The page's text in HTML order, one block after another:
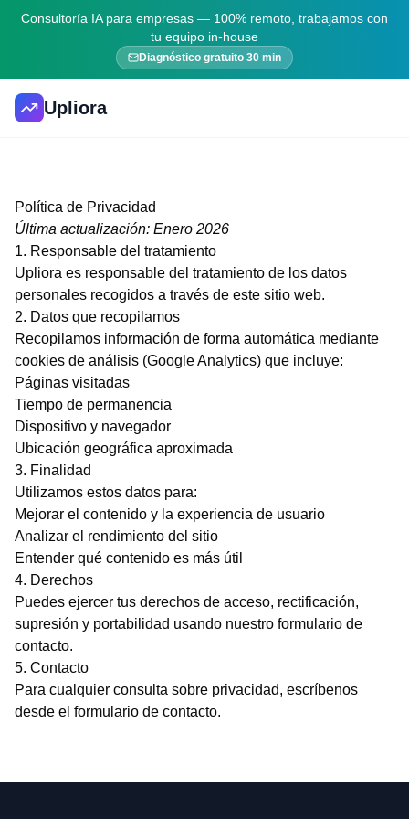
Consultoría IA para empresas — 100% remoto, trabajamos con
tu equipo in-house
Diagnóstico gratuito 30 min
Upliora
Política de Privacidad
Última actualización: Enero 2026
1. Responsable del tratamiento
Upliora es responsable del tratamiento de los datos
personales recogidos a través de este sitio web.
2. Datos que recopilamos
Recopilamos información de forma automática mediante
cookies de análisis (Google Analytics) que incluye:
Páginas visitadas
Tiempo de permanencia
Dispositivo y navegador
Ubicación geográfica aproximada
3. Finalidad
Utilizamos estos datos para:
Mejorar el contenido y la experiencia de usuario
Analizar el rendimiento del sitio
Entender qué contenido es más útil
4. Derechos
Puedes ejercer tus derechos de acceso, rectificación,
supresión y portabilidad usando nuestro formulario de
contacto.
5. Contacto
Para cualquier consulta sobre privacidad, escríbenos
desde el formulario de contacto.